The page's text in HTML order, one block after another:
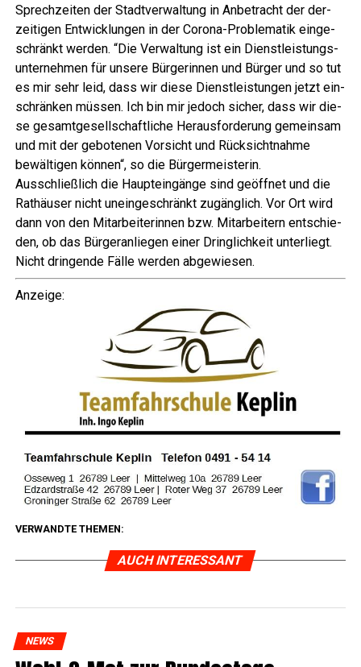
Sprech­zei­ten der Stadt­ver­wal­tung in Anbe­tracht der der­
zei­ti­gen Ent­wick­lun­gen in der Coro­na-Pro­ble­ma­tik ein­ge­
schränkt wer­den. “Die Ver­wal­tung ist ein Dienst­leis­tungs­
un­ter­neh­men für unse­re Bür­ge­rin­nen und Bür­ger und so tut
es mir sehr leid, dass wir die­se Dienst­leis­tun­gen jetzt ein­
schrän­ken müs­sen. Ich bin mir jedoch sicher, dass wir die­
se gesamt­ge­sell­schaft­li­che Her­aus­for­de­rung gemein­sam
und mit der gebo­te­nen Vor­sicht und Rück­sicht­nah­me
bewäl­ti­gen kön­nen“, so die Bürgermeisterin.
Aus­schließ­lich die Haupt­ein­gän­ge sind geöff­net und die
Rat­häu­ser nicht unein­ge­schränkt zugäng­lich. Vor Ort wird
dann von den Mit­ar­bei­te­rin­nen bzw. Mit­ar­bei­tern ent­schie­
den, ob das Bür­ger­an­lie­gen einer Dring­lich­keit unter­liegt.
Nicht drin­gen­de Fäl­le wer­den abgewiesen.
Anzei­ge:
VERWANDTE THEMEN:
AUCH INTERESSANT
NEWS